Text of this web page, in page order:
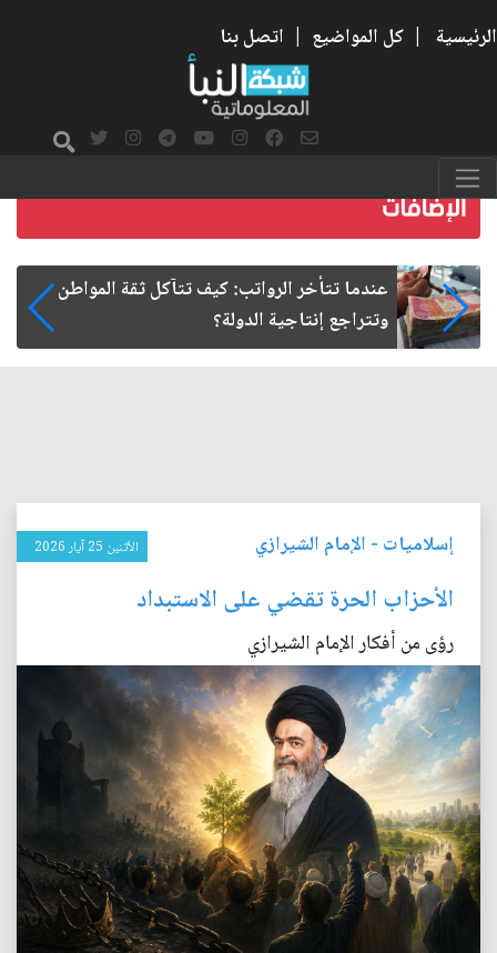
الرئيسية | كل المواضيع | اتصل بنا
صمت الطريق بعد الأربعين
إسلاميات - الإمام الشيرازي الأثنين 25 آيار 2026
الأحزاب الحرة تقضي على الاستبداد
رؤى من أفكار الإمام الشيرازي